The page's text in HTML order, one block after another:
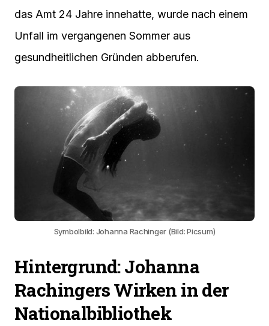
das Amt 24 Jahre innehatte, wurde nach einem
Unfall im vergangenen Sommer aus
gesundheitlichen Gründen abberufen.
Symbolbild: Johanna Rachinger (Bild: Picsum)
Hintergrund: Johanna
Rachingers Wirken in der
Nationalbibliothek